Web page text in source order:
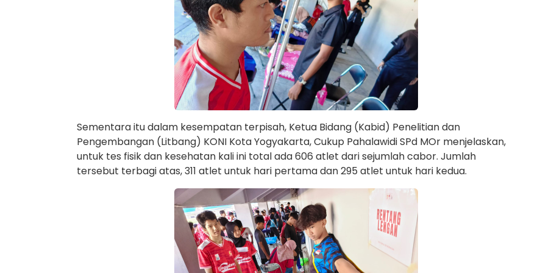
Sementara itu dalam kesempatan terpisah, Ketua Bidang (Kabid) Penelitian dan
Pengembangan (Litbang) KONI Kota Yogyakarta, Cukup Pahalawidi SPd MOr menjelaskan,
untuk tes fisik dan kesehatan kali ini total ada 606 atlet dari sejumlah cabor. Jumlah
tersebut terbagi atas, 311 atlet untuk hari pertama dan 295 atlet untuk hari kedua.